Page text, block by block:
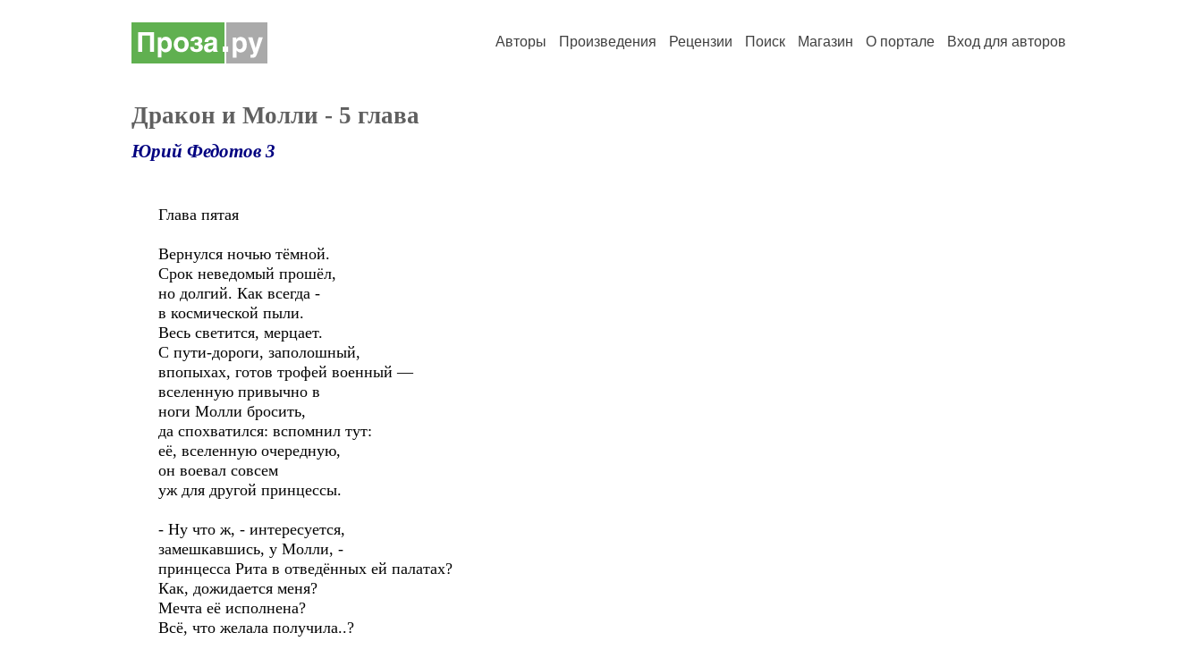
Авторы Произведения Рецензии Поиск Магазин О портале Вход для авторов
Дракон и Молли - 5 глава
Юрий Федотов 3
Глава пятая
Вернулся ночью тёмной.
Срок неведомый прошёл,
но долгий. Как всегда -
в космической пыли.
Весь светится, мерцает.
С пути-дороги, заполошный,
впопыхах, готов трофей военный —
вселенную привычно в
ноги Молли бросить,
да спохватился: вспомнил тут:
её, вселенную очередную,
он воевал совсем
уж для другой принцессы.
- Ну что ж, - интересуется,
замешкавшись, у Молли, -
принцесса Рита в отведённых ей палатах?
Как, дожидается меня?
Мечта её исполнена?
Всё, что желала получила..?